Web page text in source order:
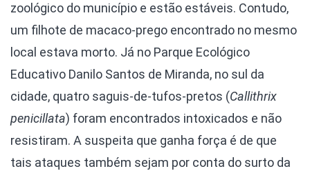
zoológico do município e estão estáveis. Contudo,
um filhote de macaco-prego encontrado no mesmo
local estava morto. Já no Parque Ecológico
Educativo Danilo Santos de Miranda, no sul da
cidade, quatro saguis-de-tufos-pretos (Callithrix
penicillata) foram encontrados intoxicados e não
resistiram. A suspeita que ganha força é de que
tais ataques também sejam por conta do surto da